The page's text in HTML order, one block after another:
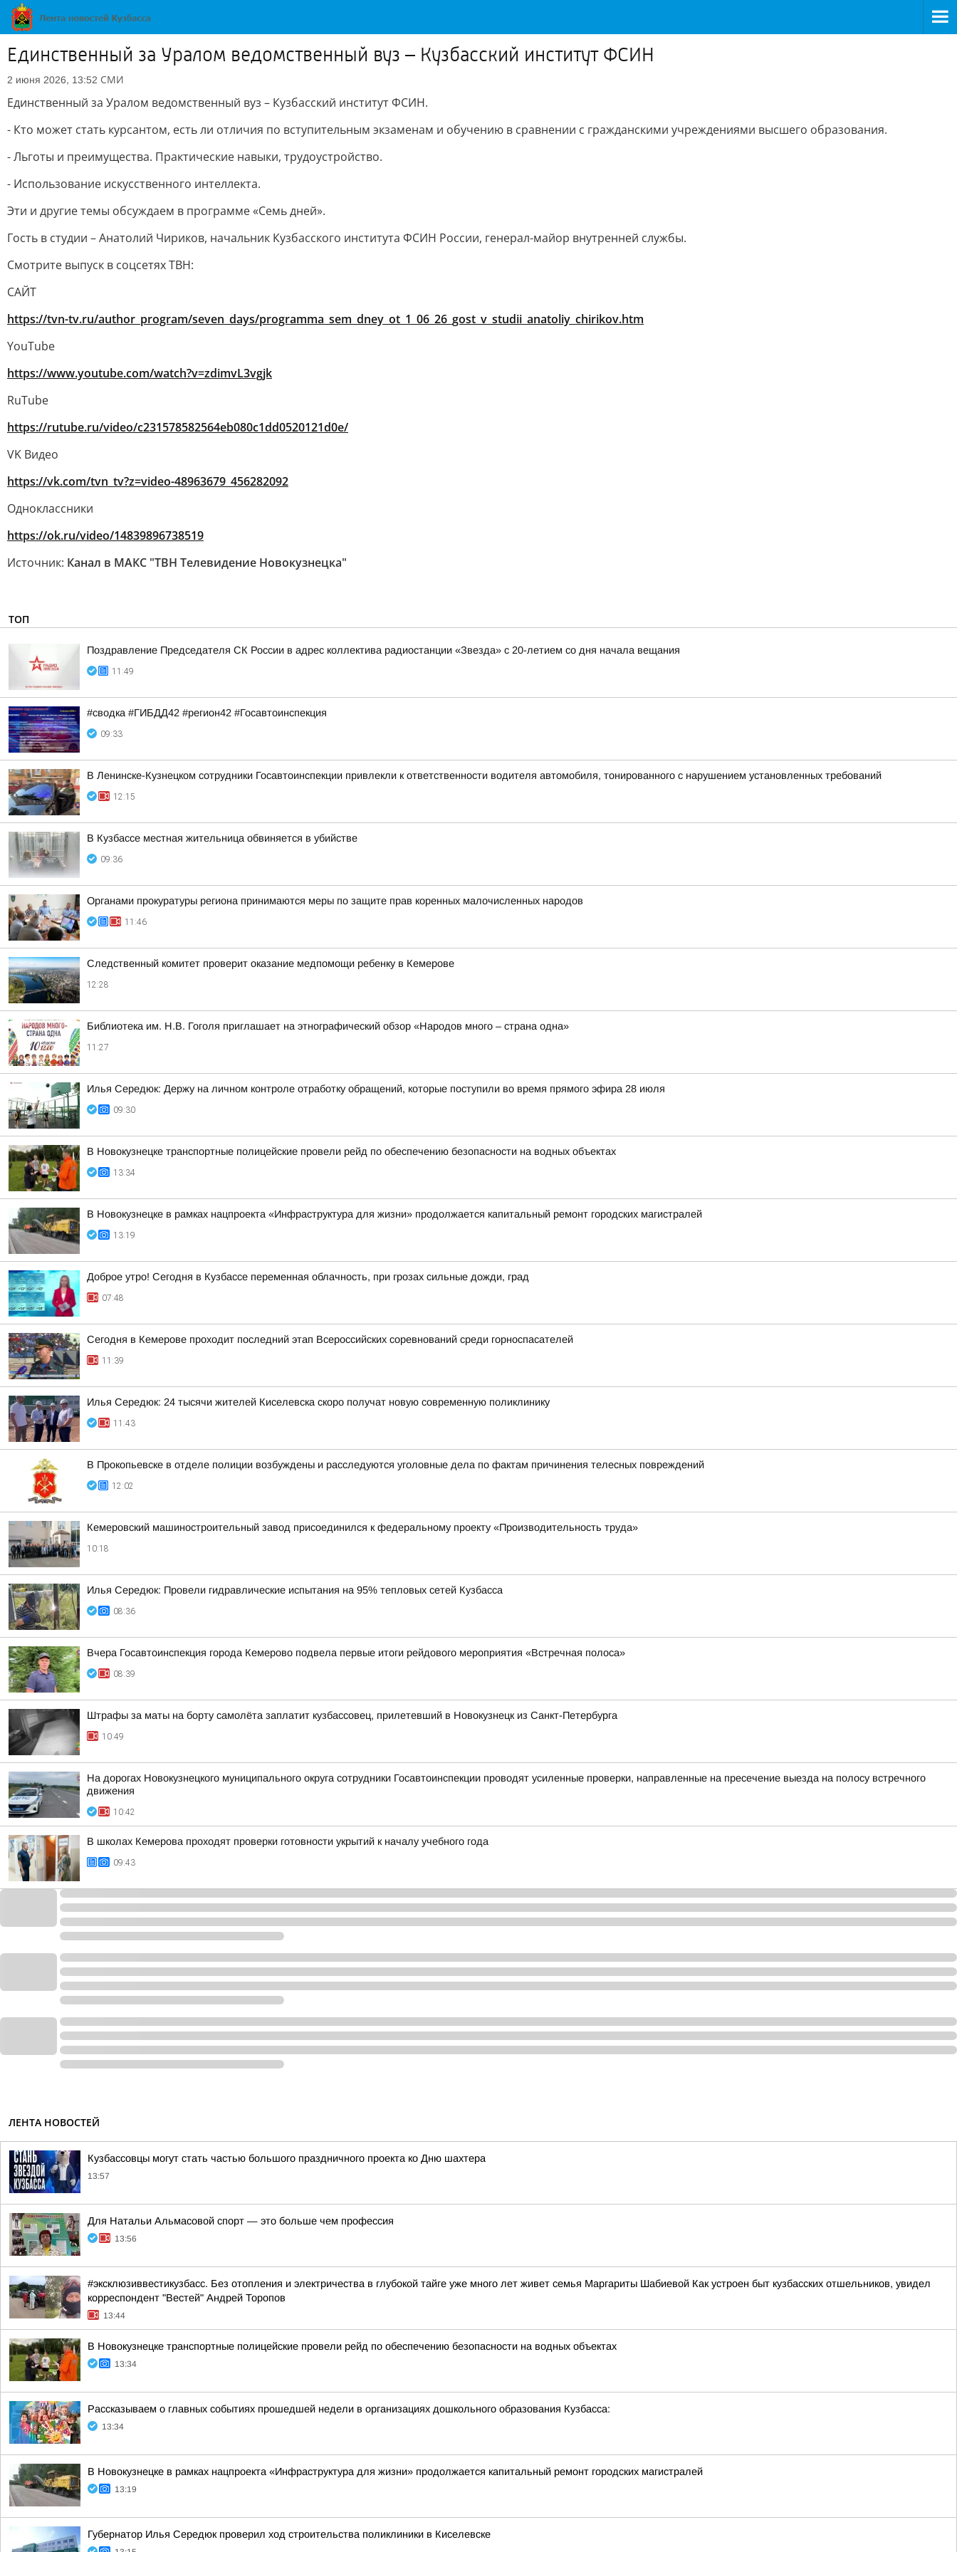
Единственный за Уралом ведомственный вуз – Кузбасский институт ФСИН
2 июня 2026, 13:52 СМИ
Единственный за Уралом ведомственный вуз – Кузбасский институт ФСИН.
- Кто может стать курсантом, есть ли отличия по вступительным экзаменам и обучению в сравнении с гражданскими учреждениями высшего образования.
- Льготы и преимущества. Практические навыки, трудоустройство.
- Использование искусственного интеллекта.
Эти и другие темы обсуждаем в программе «Семь дней».
Гость в студии – Анатолий Чириков, начальник Кузбасского института ФСИН России, генерал-майор внутренней службы.
Смотрите выпуск в соцсетях ТВН:
САЙТ
https://tvn-tv.ru/author_program/seven_days/programma_sem_dney_ot_1_06_26_gost_v_studii_anatoliy_chirikov.htm
YouTube
https://www.youtube.com/watch?v=zdimvL3vgjk
RuTube
https://rutube.ru/video/c231578582564eb080c1dd0520121d0e/
VK Видео
https://vk.com/tvn_tv?z=video-48963679_456282092
Одноклассники
https://ok.ru/video/14839896738519
Источник: Канал в МАКС "ТВН Телевидение Новокузнецка"
ТОП
Поздравление Председателя СК России в адрес коллектива радиостанции «Звезда» с 20-летием со дня начала вещания
11:49
#сводка #ГИБДД42 #регион42 #Госавтоинспекция
09:33
В Ленинске-Кузнецком сотрудники Госавтоинспекции привлекли к ответственности водителя автомобиля, тонированного с нарушением установленных требований
12:15
В Кузбассе местная жительница обвиняется в убийстве
09:36
Органами прокуратуры региона принимаются меры по защите прав коренных малочисленных народов
11:46
Следственный комитет проверит оказание медпомощи ребенку в Кемерове
12:28
Библиотека им. Н.В. Гоголя приглашает на этнографический обзор «Народов много – страна одна»
11:27
Илья Середюк: Держу на личном контроле отработку обращений, которые поступили во время прямого эфира 28 июля
09:30
В Новокузнецке транспортные полицейские провели рейд по обеспечению безопасности на водных объектах
13:34
В Новокузнецке в рамках нацпроекта «Инфраструктура для жизни» продолжается капитальный ремонт городских магистралей
13:19
Доброе утро! Сегодня в Кузбассе переменная облачность, при грозах сильные дожди, град
07:48
Сегодня в Кемерове проходит последний этап Всероссийских соревнований среди горноспасателей
11:39
Илья Середюк: 24 тысячи жителей Киселевска скоро получат новую современную поликлинику
11:43
В Прокопьевске в отделе полиции возбуждены и расследуются уголовные дела по фактам причинения телесных повреждений
12:02
Кемеровский машиностроительный завод присоединился к федеральному проекту «Производительность труда»
10:18
Илья Середюк: Провели гидравлические испытания на 95% тепловых сетей Кузбасса
08:36
Вчера Госавтоинспекция города Кемерово подвела первые итоги рейдового мероприятия «Встречная полоса»
08:39
Штрафы за маты на борту самолёта заплатит кузбассовец, прилетевший в Новокузнецк из Санкт-Петербурга
10:49
На дорогах Новокузнецкого муниципального округа сотрудники Госавтоинспекции проводят усиленные проверки, направленные на пресечение выезда на полосу встречного
движения
10:42
В школах Кемерова проходят проверки готовности укрытий к началу учебного года
09:43
ЛЕНТА НОВОСТЕЙ
Кузбассовцы могут стать частью большого праздничного проекта ко Дню шахтера
13:57
Для Натальи Альмасовой спорт — это больше чем профессия
13:56
#эксклюзиввестикузбасс. Без отопления и электричества в глубокой тайге уже много лет живет семья Маргариты Шабиевой Как устроен быт кузбасских отшельников, увидел
корреспондент "Вестей" Андрей Торопов
13:44
В Новокузнецке транспортные полицейские провели рейд по обеспечению безопасности на водных объектах
13:34
Рассказываем о главных событиях прошедшей недели в организациях дошкольного образования Кузбасса:
13:34
В Новокузнецке в рамках нацпроекта «Инфраструктура для жизни» продолжается капитальный ремонт городских магистралей
13:19
Губернатор Илья Середюк проверил ход строительства поликлиники в Киселевске